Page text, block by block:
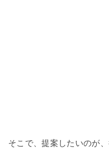
そこで、提案したいのが